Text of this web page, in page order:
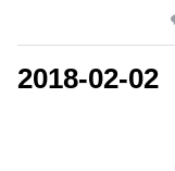
2018-02-02